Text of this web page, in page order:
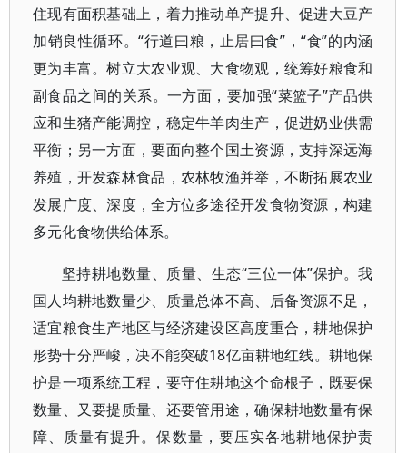
住现有面积基础上，着力推动单产提升、促进大豆产
加销良性循环。“行道曰粮，止居曰食”，“食”的内涵
更为丰富。树立大农业观、大食物观，统筹好粮食和
副食品之间的关系。一方面，要加强“菜篮子”产品供
应和生猪产能调控，稳定牛羊肉生产，促进奶业供需
平衡；另一方面，要面向整个国土资源，支持深远海
养殖，开发森林食品，农林牧渔并举，不断拓展农业
发展广度、深度，全方位多途径开发食物资源，构建
多元化食物供给体系。
坚持耕地数量、质量、生态“三位一体”保护。我
国人均耕地数量少、质量总体不高、后备资源不足，
适宜粮食生产地区与经济建设区高度重合，耕地保护
形势十分严峻，决不能突破18亿亩耕地红线。耕地保
护是一项系统工程，要守住耕地这个命根子，既要保
数量、又要提质量、还要管用途，确保耕地数量有保
障、质量有提升。保数量，要压实各地耕地保护责